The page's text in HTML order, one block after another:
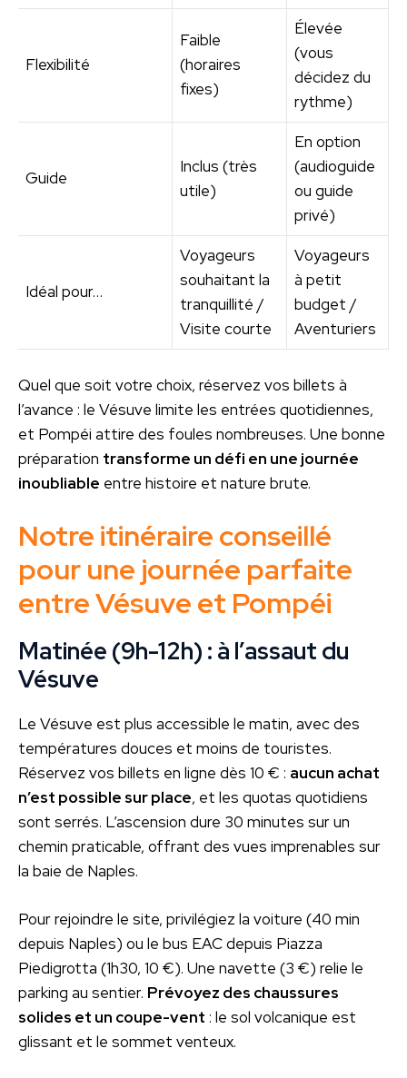
Flexibilité
Faible
(horaires
fixes)
Élevée
(vous
décidez du
rythme)
Guide
Inclus (très
utile)
En option
(audioguide
ou guide
privé)
Idéal pour…
Voyageurs
souhaitant la
tranquillité /
Visite courte
Voyageurs
à petit
budget /
Aventuriers
Quel que soit votre choix, réservez vos billets à
l’avance : le Vésuve limite les entrées quotidiennes,
et Pompéi attire des foules nombreuses. Une bonne
préparation transforme un défi en une journée
inoubliable entre histoire et nature brute.
Notre itinéraire conseillé
pour une journée parfaite
entre Vésuve et Pompéi
Matinée (9h-12h) : à l’assaut du
Vésuve
Le Vésuve est plus accessible le matin, avec des
températures douces et moins de touristes.
Réservez vos billets en ligne dès 10 € : aucun achat
n’est possible sur place, et les quotas quotidiens
sont serrés. L’ascension dure 30 minutes sur un
chemin praticable, offrant des vues imprenables sur
la baie de Naples.
Pour rejoindre le site, privilégiez la voiture (40 min
depuis Naples) ou le bus EAC depuis Piazza
Piedigrotta (1h30, 10 €). Une navette (3 €) relie le
parking au sentier. Prévoyez des chaussures
solides et un coupe-vent : le sol volcanique est
glissant et le sommet venteux.